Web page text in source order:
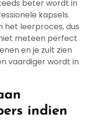
beter wordt in
kapsels.
het leerproces, dus
meteen perfect
en je zult zien
vaardiger wordt in
indien